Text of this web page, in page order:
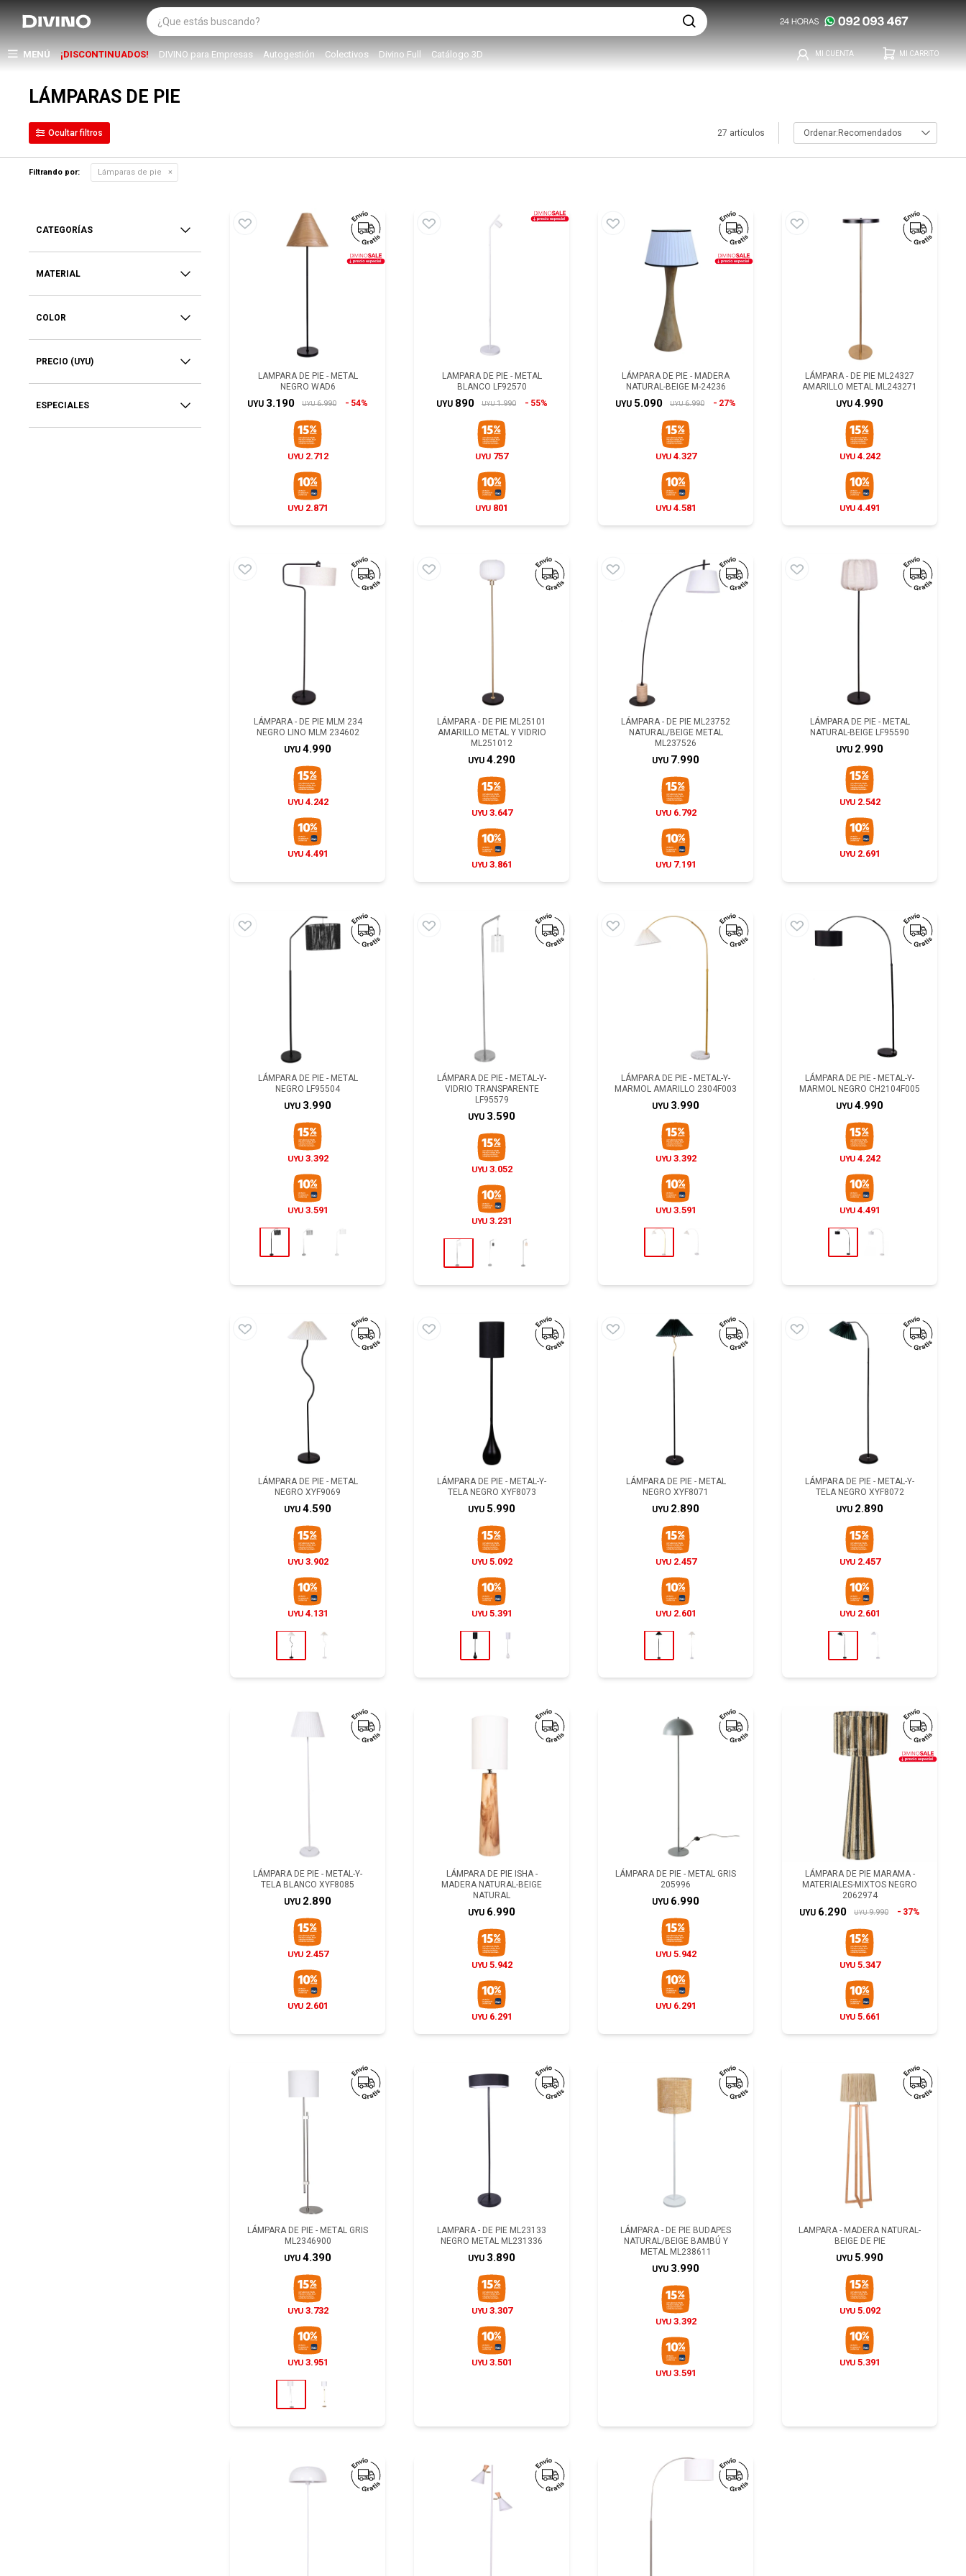
MENÚ ¡DISCONTINUADOS! DIVINO para Empresas Autogestión Colectivos Divino Full Catálogo 3D
LÁMPARAS DE PIE
27 artículos Recomendados
Filtrando por: Lámparas de pie
LAMPARA DE PIE - METAL
NEGRO WAD6
UYU 3.190 UYU 6.990 54%
UYU 2.712
UYU 2.871
LAMPARA DE PIE - METAL
BLANCO LF92570
UYU 890 UYU 1.990 55%
UYU 757
UYU 801
LÁMPARA DE PIE - MADERA
NATURAL-BEIGE M-24236
UYU 5.090 UYU 6.990 27%
UYU 4.327
UYU 4.581
LÁMPARA - DE PIE ML24327
AMARILLO METAL ML243271
UYU 4.990
UYU 4.242
UYU 4.491
LÁMPARA - DE PIE MLM 234
NEGRO LINO MLM 234602
UYU 4.990
UYU 4.242
UYU 4.491
LÁMPARA - DE PIE ML25101
AMARILLO METAL Y VIDRIO
ML251012
UYU 4.290
UYU 3.647
UYU 3.861
LÁMPARA - DE PIE ML23752
NATURAL/BEIGE METAL
ML237526
UYU 7.990
UYU 6.792
UYU 7.191
LÁMPARA DE PIE - METAL
NATURAL-BEIGE LF95590
UYU 2.990
UYU 2.542
UYU 2.691
LÁMPARA DE PIE - METAL
NEGRO LF95504
UYU 3.990
UYU 3.392
UYU 3.591
LÁMPARA DE PIE - METAL-Y-
VIDRIO TRANSPARENTE
LF95579
UYU 3.590
UYU 3.052
UYU 3.231
LÁMPARA DE PIE - METAL-Y-
MARMOL AMARILLO 2304F003
UYU 3.990
UYU 3.392
UYU 3.591
LÁMPARA DE PIE - METAL-Y-
MARMOL NEGRO CH2104F005
UYU 4.990
UYU 4.242
UYU 4.491
LÁMPARA DE PIE - METAL
NEGRO XYF9069
UYU 4.590
UYU 3.902
UYU 4.131
LÁMPARA DE PIE - METAL-Y-
TELA NEGRO XYF8073
UYU 5.990
UYU 5.092
UYU 5.391
LÁMPARA DE PIE - METAL
NEGRO XYF8071
UYU 2.890
UYU 2.457
UYU 2.601
LÁMPARA DE PIE - METAL-Y-
TELA NEGRO XYF8072
UYU 2.890
UYU 2.457
UYU 2.601
LÁMPARA DE PIE - METAL-Y-
TELA BLANCO XYF8085
UYU 2.890
UYU 2.457
UYU 2.601
LÁMPARA DE PIE ISHA -
MADERA NATURAL-BEIGE
NATURAL
UYU 6.990
UYU 5.942
UYU 6.291
LÁMPARA DE PIE - METAL GRIS
205996
UYU 6.990
UYU 5.942
UYU 6.291
LÁMPARA DE PIE MARAMA -
MATERIALES-MIXTOS NEGRO
2062974
UYU 6.290 UYU 9.990 37%
UYU 5.347
UYU 5.661
LÁMPARA DE PIE - METAL GRIS
ML2346900
UYU 4.390
UYU 3.732
UYU 3.951
LAMPARA - DE PIE ML23133
NEGRO METAL ML231336
UYU 3.890
UYU 3.307
UYU 3.501
LÁMPARA - DE PIE BUDAPES
NATURAL/BEIGE BAMBÚ Y
METAL ML238611
UYU 3.990
UYU 3.392
UYU 3.591
LAMPARA - MADERA NATURAL-
BEIGE DE PIE
UYU 5.990
UYU 5.092
UYU 5.391
CATEGORÍAS
MATERIAL
COLOR
PRECIO (UYU)
ESPECIALES